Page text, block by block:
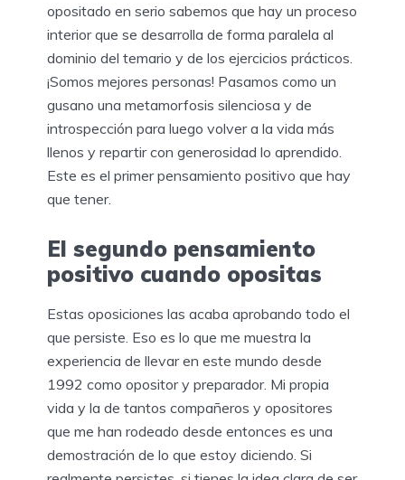
opositado en serio sabemos que hay un proceso
interior que se desarrolla de forma paralela al
dominio del temario y de los ejercicios prácticos.
¡Somos mejores personas! Pasamos como un
gusano una metamorfosis silenciosa y de
introspección para luego volver a la vida más
llenos y repartir con generosidad lo aprendido.
Este es el primer pensamiento positivo que hay
que tener.
El segundo pensamiento
positivo cuando opositas
Estas oposiciones las acaba aprobando todo el
que persiste. Eso es lo que me muestra la
experiencia de llevar en este mundo desde
1992 como opositor y preparador. Mi propia
vida y la de tantos compañeros y opositores
que me han rodeado desde entonces es una
demostración de lo que estoy diciendo. Si